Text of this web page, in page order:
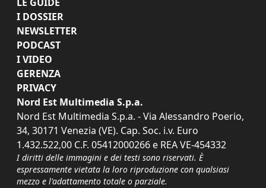
I DOSSIER
NEWSLETTER
PODCAST
I VIDEO
GERENZA
PRIVACY
Nord Est Multimedia S.p.a.
Nord Est Multimedia S.p.a. - Via Alessandro Poerio,
34, 30171 Venezia (VE). Cap. Soc. i.v. Euro
1.432.522,00 C.F. 05412000266 e REA VE-454332
I diritti delle immagini e dei testi sono riservati. È
espressamente vietata la loro riproduzione con qualsiasi
mezzo e l'adattamento totale o parziale.